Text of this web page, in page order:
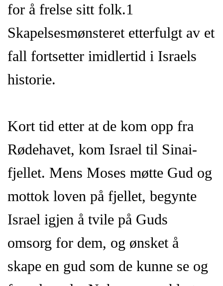
for å frelse sitt folk.1
Skapelsesmønsteret etterfulgt av et
fall fortsetter imidlertid i Israels
historie.
Kort tid etter at de kom opp fra
Rødehavet, kom Israel til Sinai-
fjellet. Mens Moses møtte Gud og
mottok loven på fjellet, begynte
Israel igjen å tvile på Guds
omsorg for dem, og ønsket å
skape en gud som de kunne se og